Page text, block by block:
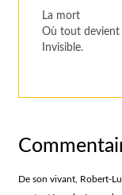
La mort
Où tout devient
Invisible.
De son vivant, Robert-